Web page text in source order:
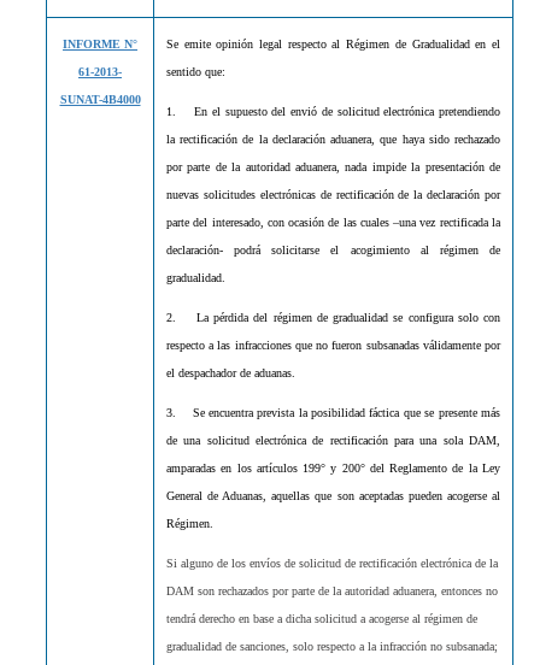
INFORME N°
61-2013-
SUNAT-4B4000
Se emite opinión legal respecto al Régimen de Gradualidad en el
sentido que:
1. En el supuesto del envió de solicitud electrónica pretendiendo
la rectificación de la declaración aduanera, que haya sido rechazado
por parte de la autoridad aduanera, nada impide la presentación de
nuevas solicitudes electrónicas de rectificación de la declaración por
parte del interesado, con ocasión de las cuales –una vez rectificada la
declaración- podrá solicitarse el acogimiento al régimen de
gradualidad.
2. La pérdida del régimen de gradualidad se configura solo con
respecto a las infracciones que no fueron subsanadas válidamente por
el despachador de aduanas.
3. Se encuentra prevista la posibilidad fáctica que se presente más
de una solicitud electrónica de rectificación para una sola DAM,
amparadas en los artículos 199° y 200° del Reglamento de la Ley
General de Aduanas, aquellas que son aceptadas pueden acogerse al
Régimen.
Si alguno de los envíos de solicitud de rectificación electrónica de la
DAM son rechazados por parte de la autoridad aduanera, entonces no
tendrá derecho en base a dicha solicitud a acogerse al régimen de
gradualidad de sanciones, solo respecto a la infracción no subsanada;